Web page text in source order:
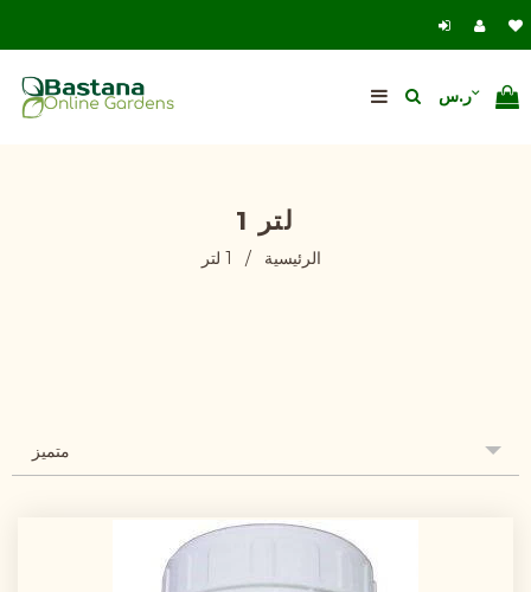
1 لتر
الرئيسية / 1 لتر
متميز